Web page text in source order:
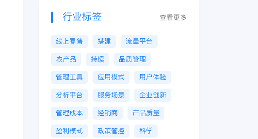
行业标签 查看更多
线上零售 搭建
流量平台
农产品
持续
品质管理
管理工具
应用模式
用户体验
分析平台
服务场景
企业创新
管理成本
经销商
产品质量
盈利模式
政策管控
科学